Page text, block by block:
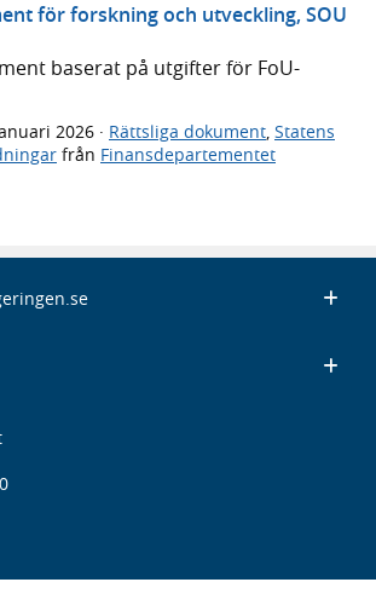
för forskning och utveckling, SOU
baserat på utgifter för FoU-
2026 · Rättsliga dokument, Statens
från Finansdepartementet